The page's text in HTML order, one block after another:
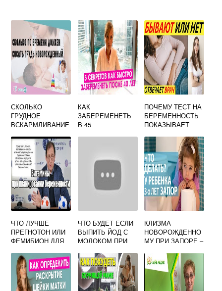
СКОЛЬКО
ГРУДНОЕ
ВСКАРМЛИВАНИЕ
КАК
ЗАБЕРЕМЕНЕТЬ
В 45
ПОЧЕМУ ТЕСТ НА
БЕРЕМЕННОСТЬ
ПОКАЗЫВАЕТ
Й РЕЗУЛЬТАТ А
МЕСЯЧНЫЕ
НАЧАЛИСЬ
ЧТО ЛУЧШЕ
ПРЕГНОТОН ИЛИ
ФЕМИБИОН ДЛЯ
БЕРЕМЕННОСТИ
ЧТО БУДЕТ ЕСЛИ
ВЫПИТЬ ЙОД С
МОЛОКОМ ПРИ
КЛИЗМА
НОВОРОЖДЕННО
МУ ПРИ ЗАПОРЕ –
ТРЕБУЕТСЯ
КЛИЗМА, КАК
ЧАСТО МОЖНО
ДЕЛАТЬ?